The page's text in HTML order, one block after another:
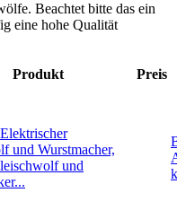
Beachtet bitte das ein
eine hohe Qualität
Produkt Preis
und Wurstmacher,
und